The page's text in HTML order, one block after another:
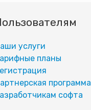
услуги
планы
программа
софта